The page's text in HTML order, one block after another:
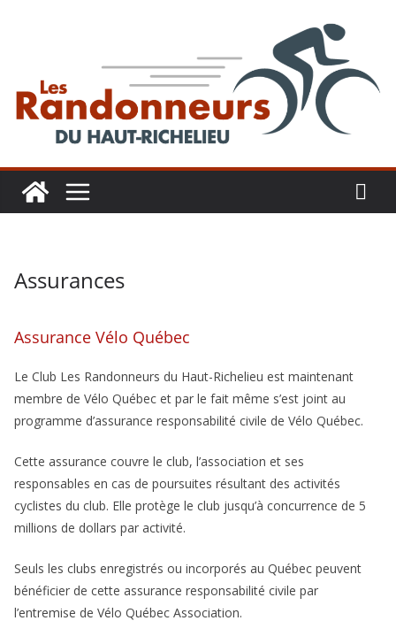
Assurances
Assurance Vélo Québec
Le Club Les Randonneurs du Haut-Richelieu est maintenant
membre de Vélo Québec et par le fait même s’est joint au
programme d’assurance responsabilité civile de Vélo Québec.
Cette assurance couvre le club, l’association et ses
responsables en cas de poursuites résultant des activités
cyclistes du club. Elle protège le club jusqu’à concurrence de 5
millions de dollars par activité.
Seuls les clubs enregistrés ou incorporés au Québec peuvent
bénéficier de cette assurance responsabilité civile par
l’entremise de Vélo Québec Association.